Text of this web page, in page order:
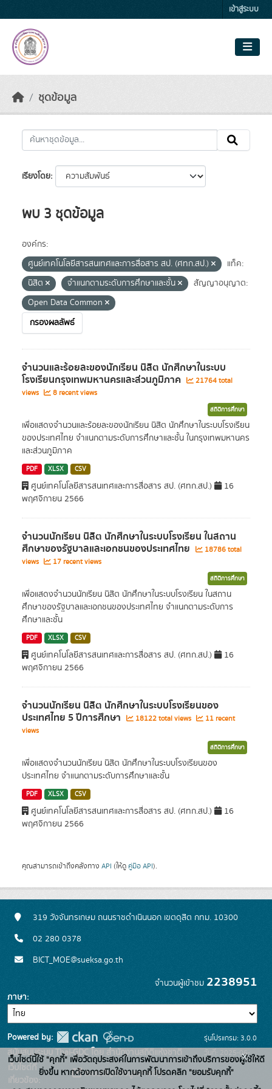
เข้าสู่ระบบ
ชุดข้อมูล
เรียงโดย
พบ 3 ชุดข้อมูล
องค์กร:
ศูนย์เทคโนโลยีสารสนเทศและการสื่อสาร สป. (ศทก.สป.)
แท็ค:
นิสิต
จำแนกตามระดับการศึกษาและชั้น
สัญญาอนุญาต:
Open Data Common
กรองผลลัพธ์
จำนวนและร้อยละของนักเรียน นิสิต นักศึกษาในระบบ
โรงเรียนกรุงเทพมหานครและส่วนภูมิภาค
21764 total
views
8 recent views
สถิติการศึกษา
เพื่อแสดงจำนวนและร้อยละของนักเรียน นิสิต นักศึกษาในระบบโรงเรียน
ของประเทศไทย จำแนกตามระดับการศึกษาและชั้น ในกรุงเทพมหานคร
และส่วนภูมิภาค
PDF XLSX CSV
ศูนย์เทคโนโลยีสารสนเทศและการสื่อสาร สป. (ศทก.สป.)
16
พฤศจิกายน 2566
จำนวนนักเรียน นิสิต นักศึกษาในระบบโรงเรียน ในสถาน
ศึกษาของรัฐบาลและเอกชนของประเทศไทย
18786 total
views
17 recent views
สถิติการศึกษา
เพื่อแสดงจำนวนนักเรียน นิสิต นักศึกษาในระบบโรงเรียน ในสถาน
ศึกษาของรัฐบาลและเอกชนของประเทศไทย จำแนกตามระดับการ
ศึกษาและชั้น
PDF XLSX CSV
ศูนย์เทคโนโลยีสารสนเทศและการสื่อสาร สป. (ศทก.สป.)
16
พฤศจิกายน 2566
จำนวนนักเรียน นิสิต นักศึกษาในระบบโรงเรียนของ
ประเทศไทย 5 ปีการศึกษา 18122 total views
11 recent
views
สถิติการศึกษา
เพื่อแสดงจำนวนนักเรียน นิสิต นักศึกษาในระบบโรงเรียนของ
ประเทศไทย จำแนกตามระดับการศึกษาและชั้น
PDF XLSX CSV
ศูนย์เทคโนโลยีสารสนเทศและการสื่อสาร สป. (ศทก.สป.)
16
พฤศจิกายน 2566
คุณสามารถเข้าถึงคลังทาง API (ให้ดู คู่มือ API).
319 วังจันทรเกษม ถนนราชดำเนินนอก เขตดุสิต กทม. 10300
02 280 0378
BICT_MOE@sueksa.go.th
จำนวนผู้เข้าชม 2238951
ภาษา
Powered by:
สนับสนุนระบบ Thai-GDC โดย สำนักงานสถิติแห่งชาติ
เว็บไซต์ที่
เกี่ยวข้อง:
ระบบบัญชีข้อมูลภาครัฐ
รุ่นโปรแกรม: 3.0.0
วันที่: 2025-06-
26
เว็บไซต์นี้ใช้ "คุกกี้" เพื่อวัตถุประสงค์ในการพัฒนาการเข้าถึงบริการของผู้ใช้ให้ดี
ยิ่งขึ้น หากต้องการเปิดใช้งานคุกกี้ โปรดคลิก "ยอมรับคุกกี้"
x